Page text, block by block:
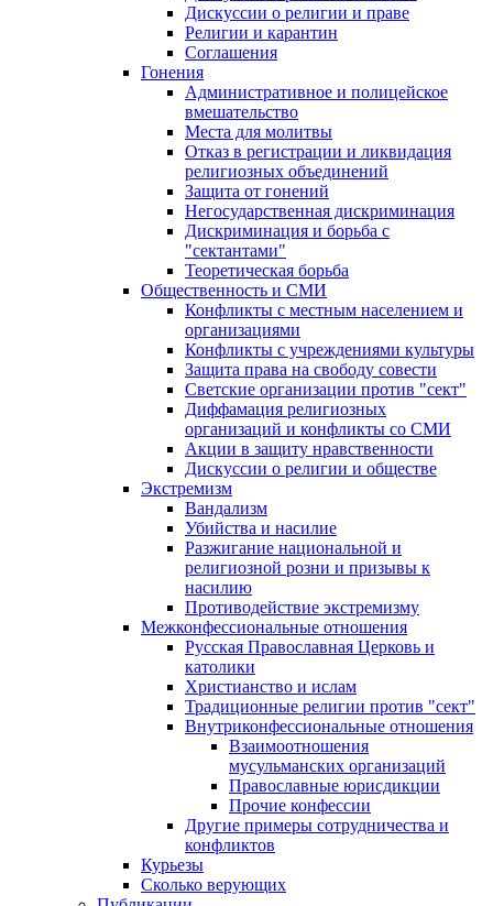
Дискуссии о религии и праве
Религии и карантин
Соглашения
Гонения
Административное и полицейское
вмешательство
Места для молитвы
Отказ в регистрации и ликвидация
религиозных объединений
Защита от гонений
Негосударственная дискриминация
Дискриминация и борьба с
"сектантами"
Теоретическая борьба
Общественность и СМИ
Конфликты с местным населением и
организациями
Конфликты с учреждениями культуры
Защита права на свободу совести
Светские организации против "сект"
Диффамация религиозных
организаций и конфликты со СМИ
Акции в защиту нравственности
Дискуссии о религии и обществе
Экстремизм
Вандализм
Убийства и насилие
Разжигание национальной и
религиозной розни и призывы к
насилию
Противодействие экстремизму
Межконфессиональные отношения
Русская Православная Церковь и
католики
Христианство и ислам
Традиционные религии против "сект"
Внутриконфессиональные отношения
Взаимоотношения
мусульманских организаций
Православные юрисдикции
Прочие конфессии
Другие примеры сотрудничества и
конфликтов
Курьезы
Сколько верующих